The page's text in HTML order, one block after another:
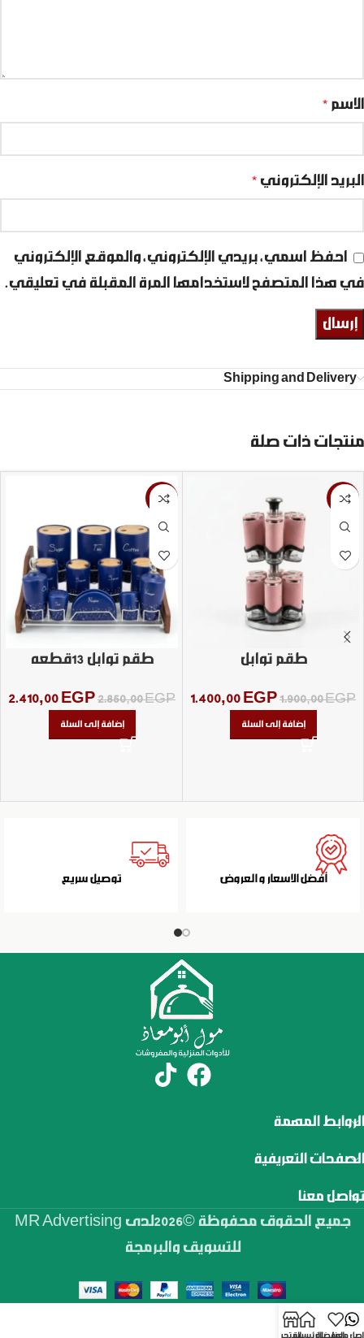
الاسم *
البريد الإلكتروني *
احفظ اسمي، بريدي الإلكتروني، والموقع الإلكتروني
في هذا المتصفح لاستخدامها المرة المقبلة في تعليقي.
Shipping and Delivery
منتجات ذات صلة
-26%
طقم توابل
1.900,00EGP
1.400,00 EGP
إضافة إلى السلة
-15%
طقم توابل 13قطعه
2.850,00EGP
2.410,00 EGP
إضافة إلى السلة
أفضل الاسعار و العروض توصيل سريع
الروابط المهمة
الصفحات التعريفية
تواصل معنا
جميع الحقوق محفوظة ©2026لدى MR Advertising
للتسويق والبرمجة
معنا
المفضلةالرئيسيةالمتجر